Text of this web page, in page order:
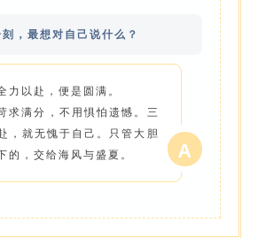
，最想对自己说什么？
以赴，便是圆满。
求满分，不用惧怕遗憾。三
，就无愧于自己。只管大胆
的，交给海风与盛夏。
A